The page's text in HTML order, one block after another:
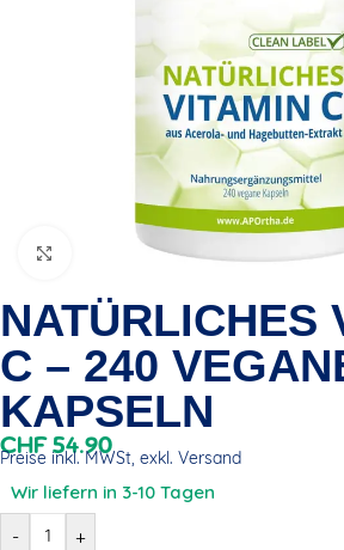
Click to enlarge
NATÜRLICHES
C – 240
KAPSELN
CHF 54.90
Preise inkl. MWSt, exkl. Versand
Wir liefern in 3-10 Tagen
- +